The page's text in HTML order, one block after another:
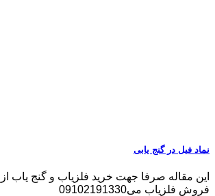
نماد فیل در گنج یابی
این مقاله صرفا جهت خرید فلزیاب و گنج یاب
فروش فلزیاب می09102191330